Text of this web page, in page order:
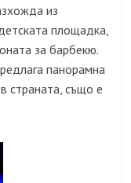
из
площадка,
за барбекю.
панорамна
страната, също е